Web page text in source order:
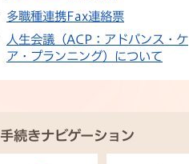
多職種連携Fax連絡票
人生会議（ACP：アドバンス・ケ
ア・プランニング）について
手続きナビゲーション